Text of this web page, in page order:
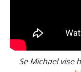
Se Michael